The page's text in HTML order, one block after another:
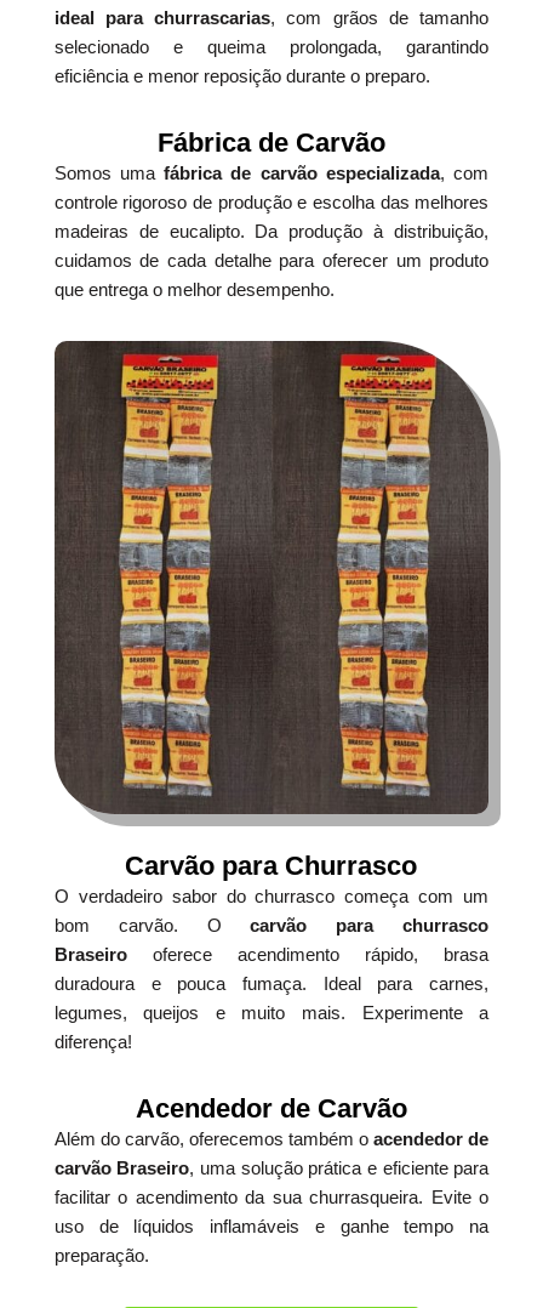
ideal para churrascarias, com grãos de tamanho
selecionado e queima prolongada, garantindo
eficiência e menor reposição durante o preparo.
Fábrica de Carvão
Somos umafábrica de carvão especializada, com
controle rigoroso de produção e escolha das melhores
madeiras de eucalipto. Da produção à distribuição,
cuidamos de cada detalhe para oferecer um produto
que entrega o melhor desempenho.
Carvão para Churrasco
O verdadeiro sabor do churrasco começa com um
bom carvão. Ocarvão para churrasco
Braseirooferece acendimento rápido, brasa
duradoura e pouca fumaça. Ideal para carnes,
legumes, queijos e muito mais. Experimente a
diferença!
Acendedor de Carvão
Além do carvão, oferecemos também oacendedor de
carvão Braseiro, uma solução prática e eficiente para
facilitar o acendimento da sua churrasqueira. Evite o
uso de líquidos inflamáveis e ganhe tempo na
preparação.